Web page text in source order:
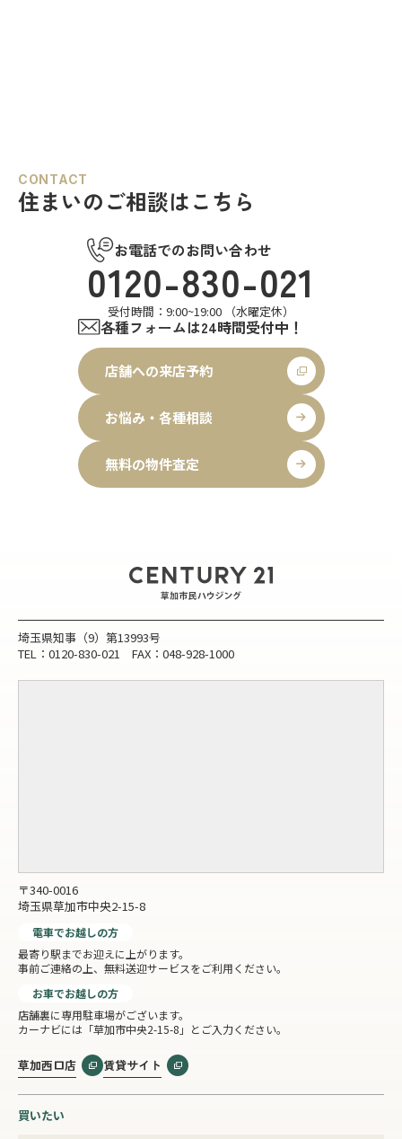
CONTACT
住まいのご相談はこちら
お電話でのお問い合わせ
0120-830-021
受付時間：9:00~19:00 （水曜定休）
各種フォームは24時間受付中！
店舗への来店予約
お悩み・各種相談
無料の物件査定
埼玉県知事（9）第13993号
TEL：0120-830-021 FAX：048-928-1000
〒340-0016
埼玉県草加市中央2-15-8
電車でお越しの方
最寄り駅までお迎えに上がります。
事前ご連絡の上、無料送迎サービスをご利用ください。
お車でお越しの方
店舗裏に専用駐車場がございます。
カーナビには「草加市中央2-15-8」とご入力ください。
草加西口店 賃貸サイト
買いたい